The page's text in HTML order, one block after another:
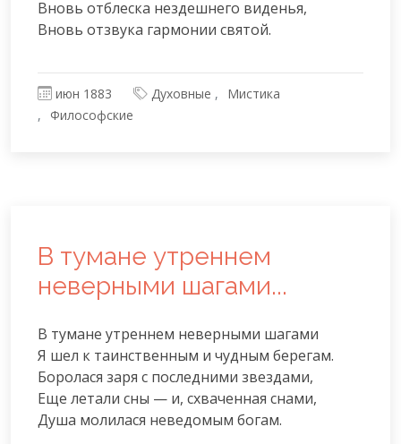
Вновь отблеска нездешнего виденья,
Вновь отзвука гармонии святой.
июн 1883 Духовные
Мистика
Философские
В тумане утреннем
неверными шагами...
В тумане утреннем неверными шагами
Я шел к таинственным и чудным берегам.
Боролася заря с последними звездами,
Еще летали сны — и, схваченная снами,
Душа молилася неведомым богам.